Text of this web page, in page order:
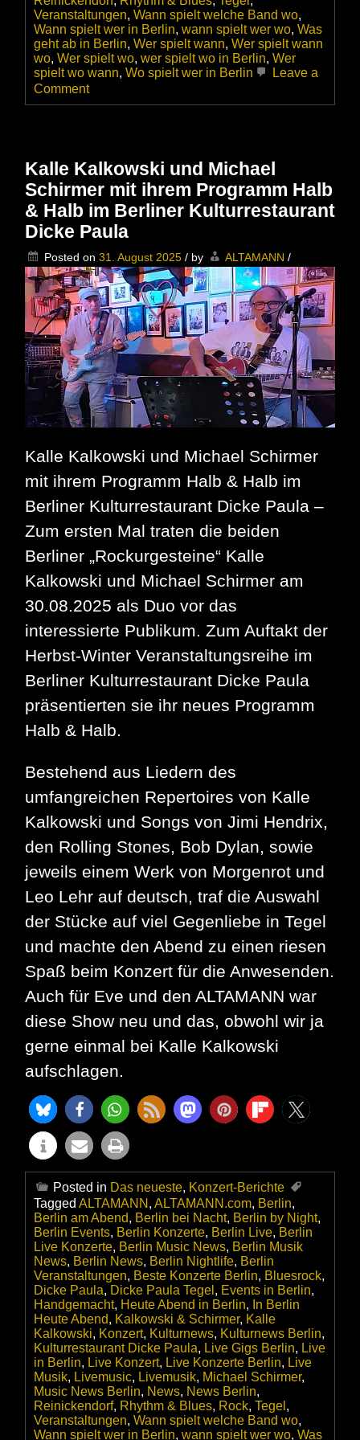
Veranstaltungen, Wann spielt welche Band wo,
Wann spielt wer in Berlin, wann spielt wer wo, Was
geht ab in Berlin, Wer spielt wann, Wer spielt wann
wo, Wer spielt wo, wer spielt wo in Berlin, Wer
spielt wo wann, Wo spielt wer in Berlin
Leave a
Commenton
Pan
Ragtime
im
Kulturrestaurant
Dicke
Paula
Kalle Kalkowski und Michael
Schirmer mit ihrem Programm Halb
& Halb im Berliner Kulturrestaurant
Dicke Paula
Posted on 31. August 2025 / by ALTAMANN /
Kalle Kalkowski und Michael Schirmer
mit ihrem Programm Halb & Halb im
Berliner Kulturrestaurant Dicke Paula –
Zum ersten Mal traten die beiden
Berliner „Rockurgesteine“ Kalle
Kalkowski und Michael Schirmer am
30.08.2025 als Duo vor das
interessierte Publikum. Zum Auftakt der
Herbst-Winter Veranstaltungsreihe im
Berliner Kulturrestaurant Dicke Paula
präsentierten sie ihr neues Programm
Halb & Halb.
Bestehend aus Liedern des
umfangreichen Repertoires von Kalle
Kalkowski und Songs von Jimi Hendrix,
den Rolling Stones, Bob Dylan, sowie
jeweils einem Werk von Morgenrot und
Leo Lehr auf deutsch, traf die Auswahl
der Stücke auf viel Gegenliebe in Tegel
und machte den Abend zu einen riesen
Spaß beim Konzert für die Anwesenden.
Auch für Eve und den ALTAMANN war
diese Show neu und das, obwohl wir ja
gerne einmal bei Kalle Kalkowski
aufschlagen.
Posted in Das neueste, Konzert-Berichte
Tagged ALTAMANN , ALTAMANN.com, Berlin,
Berlin am Abend, Berlin bei Nacht, Berlin by Night,
Berlin Events, Berlin Konzerte, Berlin Live, Berlin
Live Konzerte, Berlin Music News, Berlin Musik
News, Berlin News, Berlin Nightlife, Berlin
Veranstaltungen, Beste Konzerte Berlin, Bluesrock,
Dicke Paula, Dicke Paula Tegel , Events in Berlin,
Handgemacht, Heute Abend in Berlin, In Berlin
Heute Abend, Kalkowski & Schirmer, Kalle
Kalkowski, Konzert, Kulturnews, Kulturnews Berlin,
Kulturrestaurant Dicke Paula, Live Gigs Berlin, Live
in Berlin, Live Konzert, Live Konzerte Berlin, Live
Musik, Livemusic, Livemusik, Michael Schirmer,
Music News Berlin, News, News Berlin,
Reinickendorf, Rhythm & Blues, Rock, Tegel ,
Veranstaltungen, Wann spielt welche Band wo,
Wann spielt wer in Berlin, wann spielt wer wo, Was